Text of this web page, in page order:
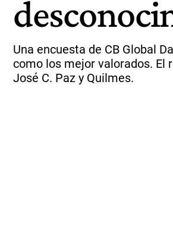
Una encuesta de CB Global
como los mejor valorados.
José C. Paz y Quilmes.